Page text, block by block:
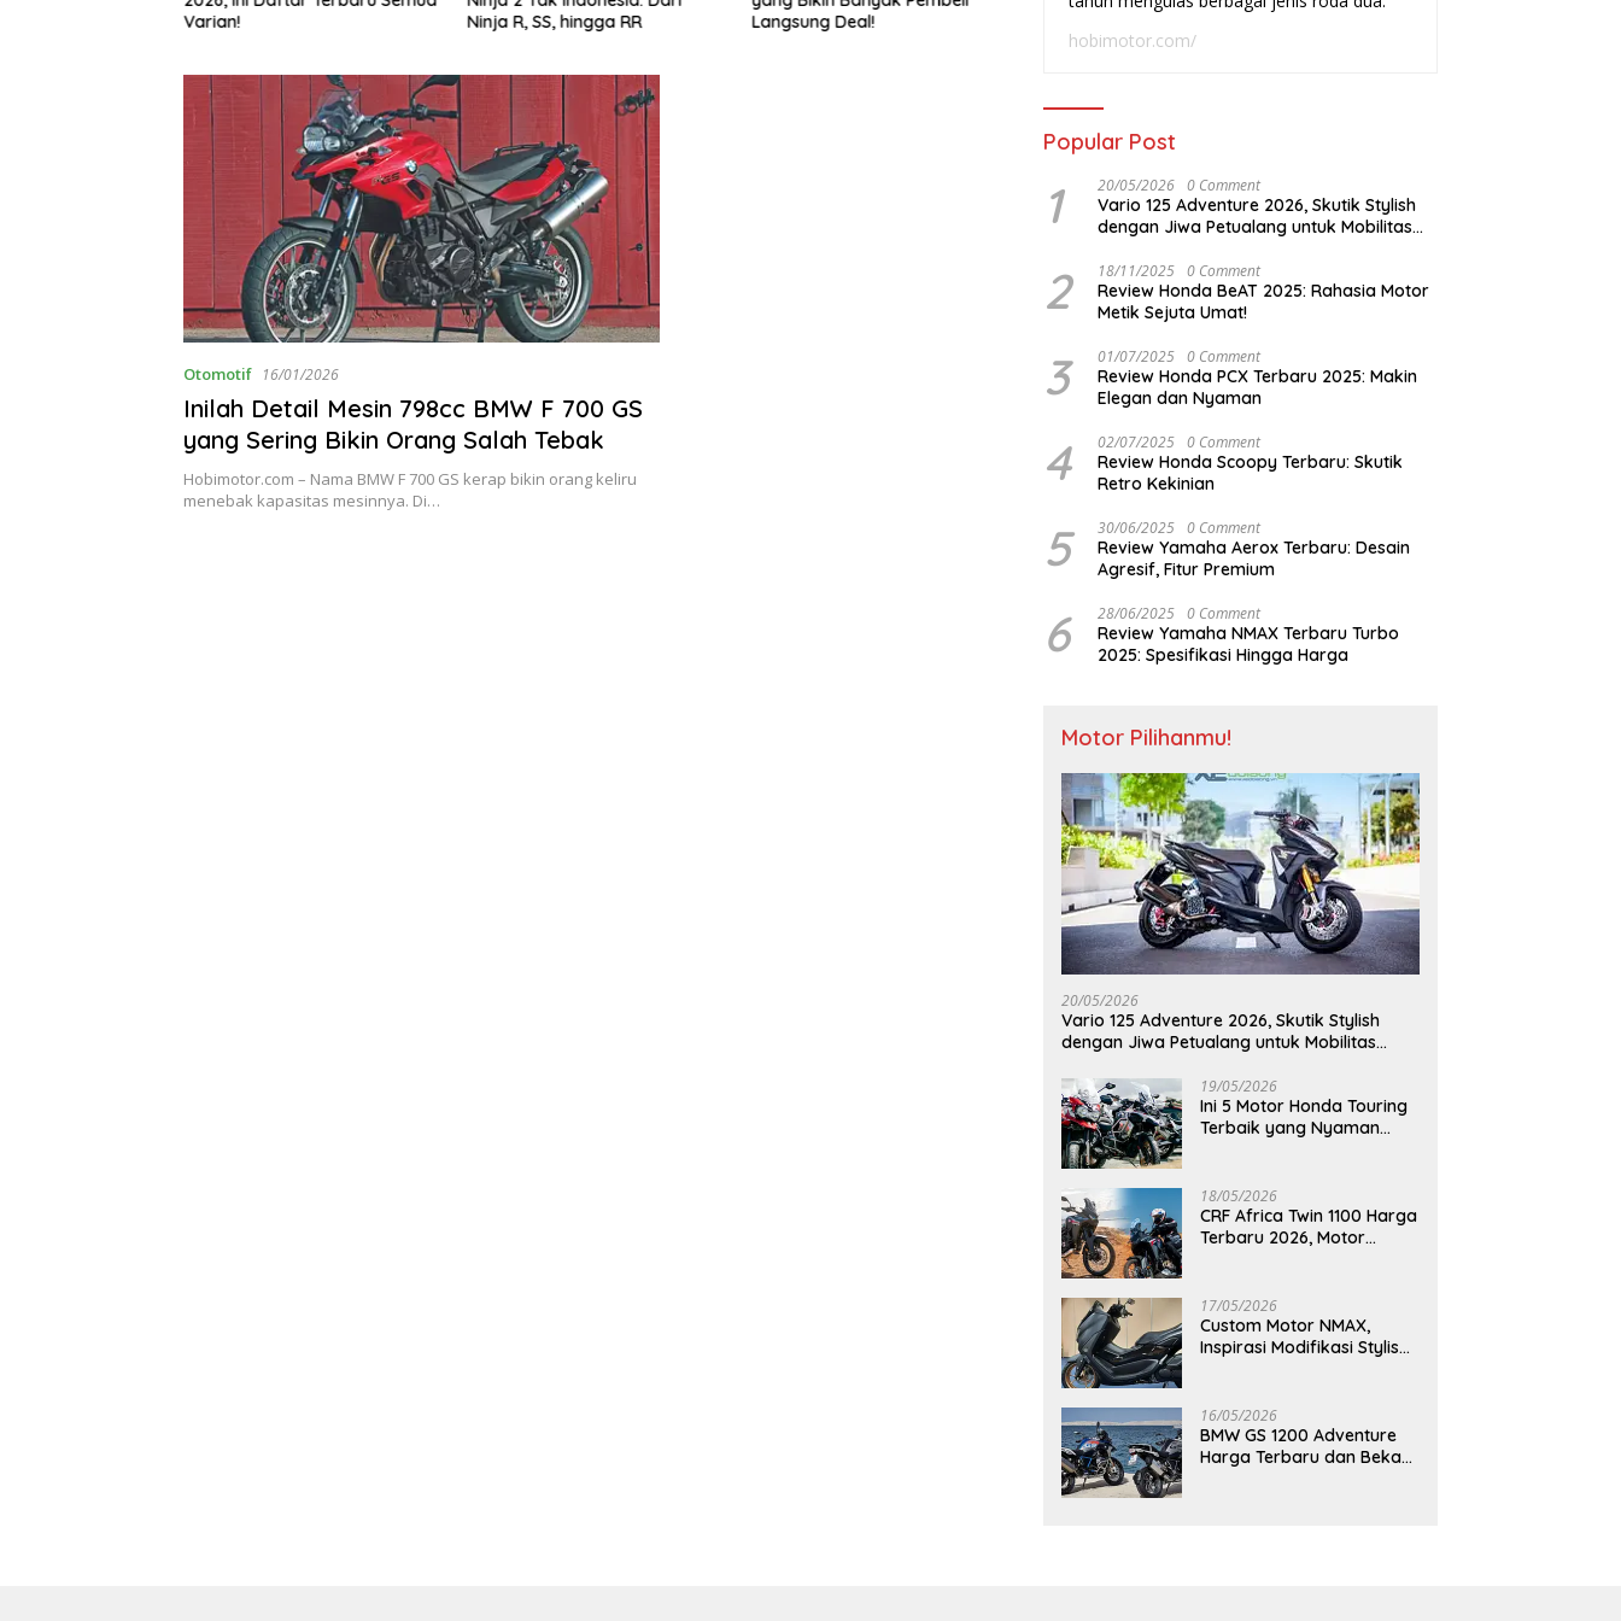
Varian!
Ninja R, SS, hingga RR
Langsung Deal!
Otomotif 16/01/2026
Inilah Detail Mesin 798cc BMW F 700 GS
yang Sering Bikin Orang Salah Tebak
Hobimotor.com – Nama BMW F 700 GS kerap bikin orang keliru
menebak kapasitas mesinnya. Di…
hobimotor.com/
Popular Post
1 20/05/2026 0 Comment
Vario 125 Adventure 2026, Skutik Stylish
dengan Jiwa Petualang untuk Mobilitas
2 18/11/2025 0 Comment
Review Honda BeAT 2025: Rahasia Motor
Metik Sejuta Umat!
3 01/07/2025 0 Comment
Review Honda PCX Terbaru 2025: Makin
Elegan dan Nyaman
4 02/07/2025 0 Comment
Review Honda Scoopy Terbaru: Skutik
Retro Kekinian
5 30/06/2025 0 Comment
Review Yamaha Aerox Terbaru: Desain
Agresif, Fitur Premium
6 28/06/2025 0 Comment
Review Yamaha NMAX Terbaru Turbo
2025: Spesifikasi Hingga Harga
Motor Pilihanmu!
20/05/2026
Vario 125 Adventure 2026, Skutik Stylish
dengan Jiwa Petualang untuk Mobilitas
19/05/2026
Ini 5 Motor Honda Touring
Terbaik yang Nyaman
18/05/2026
CRF Africa Twin 1100 Harga
Terbaru 2026, Motor
17/05/2026
Custom Motor NMAX,
Inspirasi Modifikasi Stylish
16/05/2026
BMW GS 1200 Adventure
Harga Terbaru dan Bekas,